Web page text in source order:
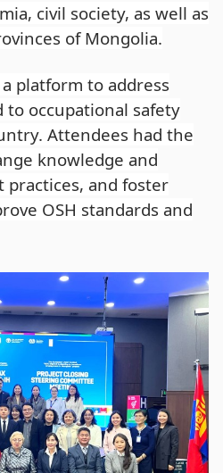
civil society, as well as
of Mongolia.
platform to address
to occupational safety
Attendees had the
knowledge and
practices, and foster
OSH standards and